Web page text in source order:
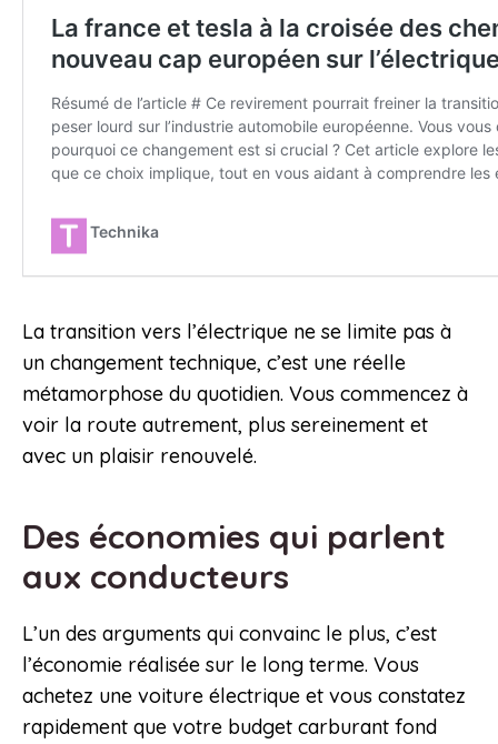
La transition vers l’électrique ne se limite pas à
un changement technique, c’est une réelle
métamorphose du quotidien. Vous commencez à
voir la route autrement, plus sereinement et
avec un plaisir renouvelé.
Des économies qui parlent
aux conducteurs
L’un des arguments qui convainc le plus, c’est
l’économie réalisée sur le long terme. Vous
achetez une voiture électrique et vous constatez
rapidement que votre budget carburant fond